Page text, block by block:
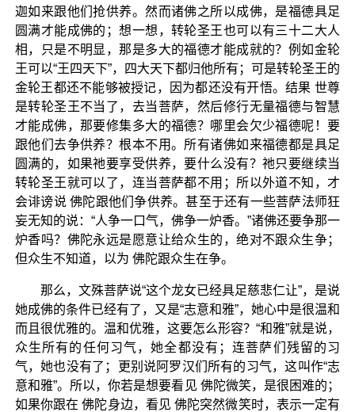
迦如来跟他们抢供养。然而诸佛之所以成佛，是福德具足
圆满才能成佛的；想一想，转轮圣王也可以有三十二大人
相，只是不明显，那是多大的福德才能成就的？例如金轮
王可以“王四天下”，四大天下都归他所有；可是转轮圣王的
金轮王都还不能够被授记，因为都还没有开悟。结果 世尊
是转轮圣王不当了，去当菩萨，然后修行无量福德与智慧
才能成佛，那要修集多大的福德？哪里会欠少福德呢！要
跟他们去争供养？根本不用。所有诸佛如来福德都是具足
圆满的，如果祂要享受供养，要什么没有？祂只要继续当
转轮圣王就可以了，连当菩萨都不用；所以外道不知，才
会诽谤说 佛陀跟他们争供养。甚至于还有一些菩萨法师狂
妄无知的说：“人争一口气，佛争一炉香。”诸佛还要争那一
炉香吗？佛陀永远是愿意让给众生的，绝对不跟众生争；
但众生不知道，以为 佛陀跟众生在争。
那么，文殊菩萨说“这个龙女已经具足慈悲仁让”，是说
她成佛的条件已经有了，又是“志意和雅”，她心中是很温和
而且很优雅的。温和优雅，这要怎么形容？“和雅”就是说，
众生所有的任何习气，她全都没有；连菩萨们残留的习
气，她也没有了；更别说阿罗汉们所有的习气，这叫作“志
意和雅”。所以，你若是想要看见 佛陀微笑，是很困难的；
如果你跟在 佛陀身边，看见 佛陀突然微笑时，表示一定有